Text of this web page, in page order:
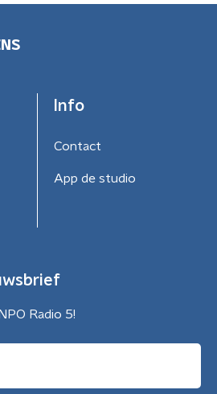
Info
Contact
App de studio
Radio 5!